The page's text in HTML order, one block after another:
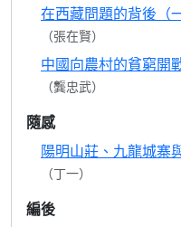
在西藏問題的背後（一
（張在賢）
中國向農村的貧窮開
（龔忠武）
隨感
陽明山莊、九龍城寨
（丁一）
編後